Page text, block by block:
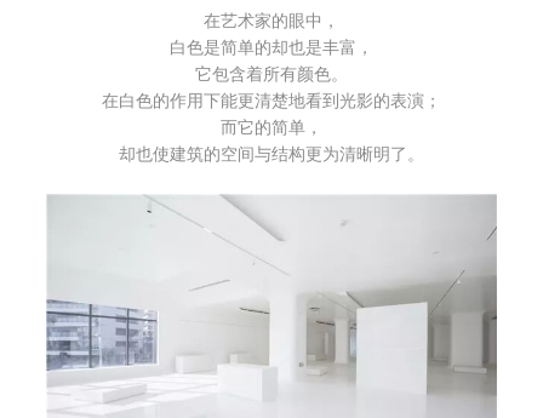
在艺术家的眼中，
白色是简单的却也是丰富，
它包含着所有颜色。
在白色的作用下能更清楚地看到光影的表演；
而它的简单，
却也使建筑的空间与结构更为清晰明了。